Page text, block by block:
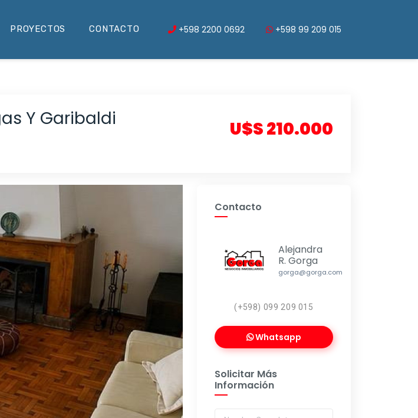
PROYECTOS CONTACTO +598 2200 0692 +598 99 209 015
Y Garibaldi U$S 210.000
Contacto
Alejandra
R. Gorga
gorga@gorga.com
(+598) 099 209 015
Whatsapp
Solicitar Más
Información